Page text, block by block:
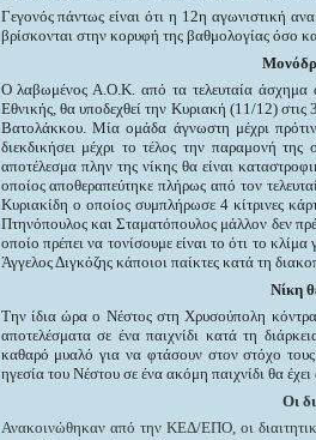
Γεγονός πάντως είναι ότι η 12η αγωνιστική
βρίσκονται στην κορυφή της βαθμολογίας όσο
Ο λαβωμένος Α.Ο.Κ. από τα τελευταία άσχημα
Εθνικής, θα υποδεχθεί την Κυριακή (11/12)
Βατολάκκου. Μία ομάδα άγνωστη μέχρι
διεκδικήσει μέχρι το τέλος την παραμονή
αποτέλεσμα πλην της νίκης θα είναι
οποίος αποθεραπεύτηκε πλήρως από τον
Κυριακίδη ο οποίος συμπλήρωσε 4 κίτρινες
Πτηνόπουλος και Σταματόπουλος μάλλον δεν
οποίο πρέπει να τονίσουμε είναι το ότι το
Άγγελος Διγκόζης κάποιοι παίκτες κατά τη
Νίκη
Την ίδια ώρα ο Νέστος στη Χρυσούπολη
αποτελέσματα σε ένα παιχνίδι κατά τη
καθαρό μυαλό για να φτάσουν στον στόχο
ηγεσία του Νέστου σε ένα ακόμη παιχνίδι θα
Οι
Ανακοινώθηκαν από την ΚΕΔ/ΕΠΟ, οι